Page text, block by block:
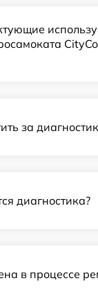
за
диагностика?
в процессе